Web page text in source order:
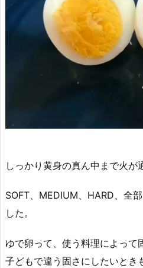
しっかり黄身の真ん中まで火が
SOFT、MEDIUM、HARD、全
した。
ゆで卵って、使う料理によって
子どもで違う固さにしたいとき